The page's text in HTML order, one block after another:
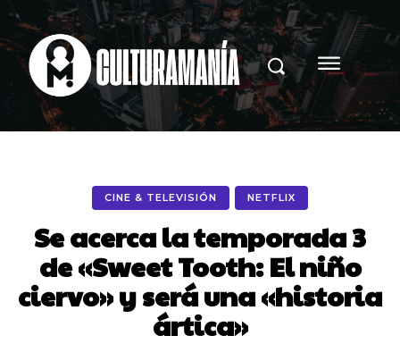
CINE & TELEVISIÓN NETFLIX
Se acerca la temporada 3
de «Sweet Tooth: El niño
ciervo» y será una «historia
ártica»